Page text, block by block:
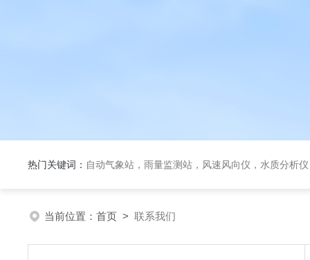
热门关键词： 自动气象站，雨量监测站，风速风向仪，水质分析
当前位置： 首页 > 联系我们